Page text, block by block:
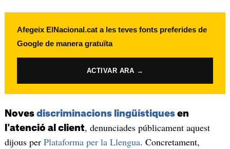
Afegeix ElNacional.cat a les teves fonts preferides de
Google de manera gratuïta
ACTIVAR ARA →
Noves discriminacions lingüístiquesen
l'atenció al client, denunciades públicament aquest
dijous per Plataforma per la Llengua. Concretament,